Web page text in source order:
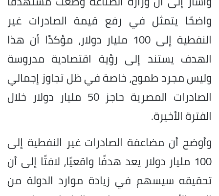
واضحًا يتمثل في رفع قيمة الصادرات غير
النفطية إلى 100 مليار دولار، مؤكدًا أن هذا
الهدف يستند إلى رؤية اقتصادية مدروسة
وليس مجرد طموح، خاصة في ظل تجاوز إجمالي
الصادرات المصرية حاجز 50 مليار دولار خلال
الفترة الأخيرة.
وأوضح أن مضاعفة الصادرات غير النفطية إلى
100 مليار دولار يعد هدفًا واقعيًا، لافتًا إلى أن
تحقيقه سيسهم في زيادة موارد الدولة من